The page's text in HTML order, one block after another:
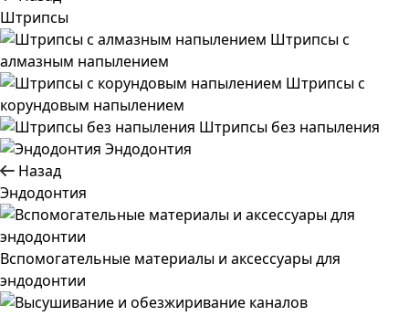
Штрипсы
Штрипсы c
алмазным напылением
Штрипсы c
корундовым напылением
Штрипсы без напыления
Эндодонтия
Назад
Эндодонтия
Вспомогательные материалы и аксессуары для
эндодонтии